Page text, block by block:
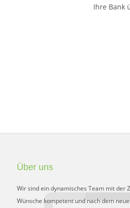
Ihre Bank
Über uns
Wir sind ein dynamisches Team mit der
Wünsche kompetent und nach dem